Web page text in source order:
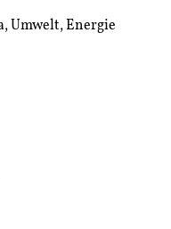
Umwelt, Energie